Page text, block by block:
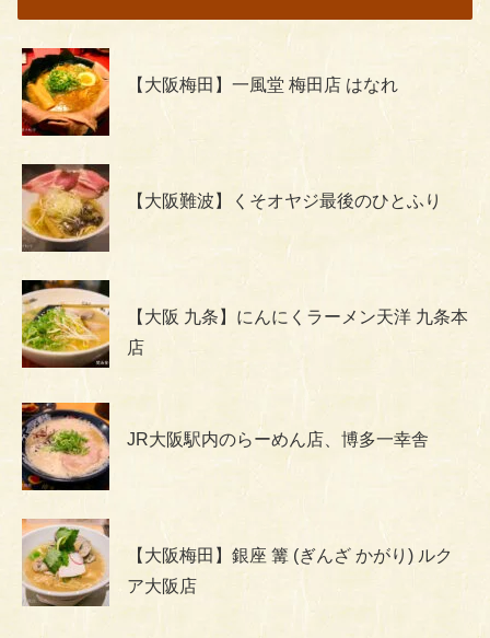
【大阪梅田】一風堂 梅田店 はなれ
【大阪難波】くそオヤジ最後のひとふり
【大阪 九条】にんにくラーメン天洋 九条本
店
JR大阪駅内のらーめん店、博多一幸舎
【大阪梅田】銀座 篝 (ぎんざ かがり) ルク
ア大阪店